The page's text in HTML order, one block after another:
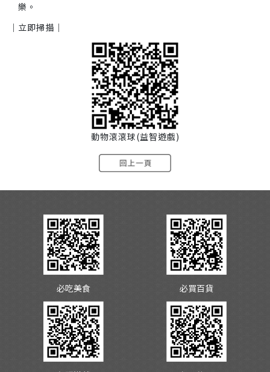
樂。
｜立即掃描｜
動物滾滾球(益智遊戲)
必吃美食 必買百貨